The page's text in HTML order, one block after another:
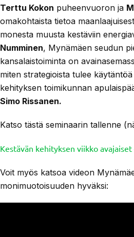
Terttu Kokon puheenvuoron ja
omakohtaista tietoa
monesta muusta kestäviin
Numminen, Mynämäen seudun
kansalaistoiminta on
miten strategioista tulee
kehityksen toimikunnan
Simo Rissanen.
Katso tästä seminaarin tallenne
Kestävän kehityksen viikko
Voit myös katsoa videon
monimuotoisuuden hyväksi: